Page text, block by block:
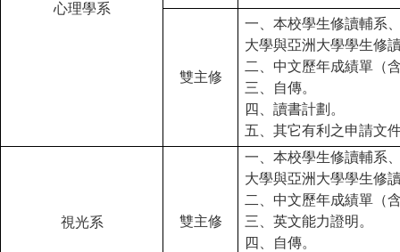
心理學系
雙主修
一、本校學生修讀輔系
大學與亞洲大學學生修
二、中文歷年成績單（
三、自傳。
四、讀書計劃。
五、其它有利之申請文
視光系 雙主修
一、本校學生修讀輔系
大學與亞洲大學學生修
二、中文歷年成績單（
三、英文能力證明。
四、自傳。